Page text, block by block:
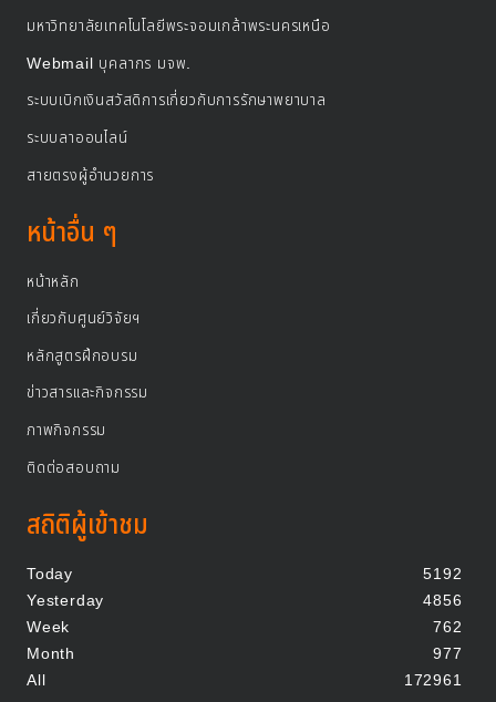
มหาวิทยาลัยเทคโนโลยีพระจอมเกล้าพระนครเหนือ
Webmail บุคลากร มจพ.
ระบบเบิกเงินสวัสดิการเกี่ยวกับการรักษาพยาบาล
ระบบลาออนไลน์
สายตรงผู้อำนวยการ
หน้าอื่น ๆ
หน้าหลัก
เกี่ยวกับศูนย์วิจัยฯ
หลักสูตรฝึกอบรม
ข่าวสารและกิจกรรม
ภาพกิจกรรม
ติดต่อสอบถาม
สถิติผู้เข้าชม
Today
5192
Yesterday
4856
Week
762
Month
977
All
172961